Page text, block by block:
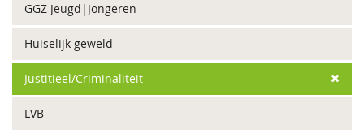
GGZ Jeugd|Jongeren
Huiselijk geweld
Justitieel/Criminaliteit
LVB